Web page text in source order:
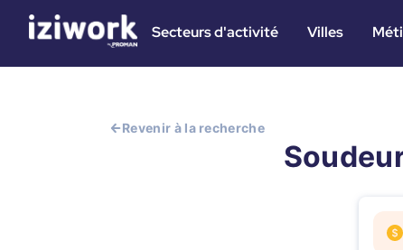
Secteurs d'activité Villes
Revenir à la recherche